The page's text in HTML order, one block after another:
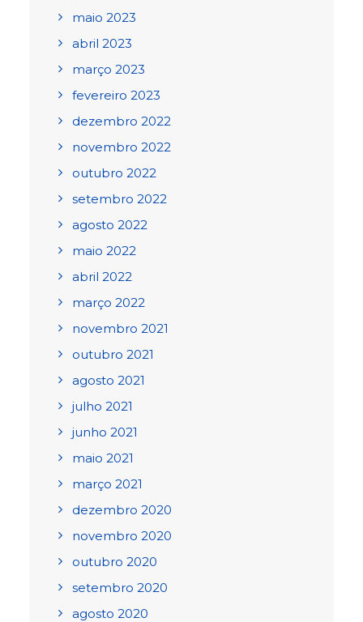
maio 2023
abril 2023
março 2023
fevereiro 2023
dezembro 2022
novembro 2022
outubro 2022
setembro 2022
agosto 2022
maio 2022
abril 2022
março 2022
novembro 2021
outubro 2021
agosto 2021
julho 2021
junho 2021
maio 2021
março 2021
dezembro 2020
novembro 2020
outubro 2020
setembro 2020
agosto 2020